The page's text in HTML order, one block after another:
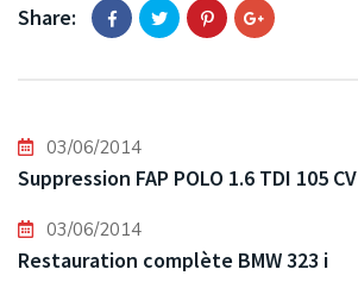
Share:
03/06/2014
Suppression FAP POLO 1.6 TDI 105 CV
03/06/2014
Restauration complète BMW 323 i